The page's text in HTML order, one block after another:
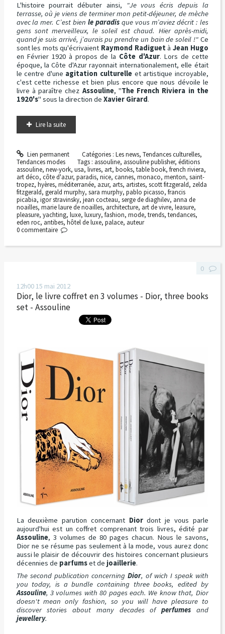
L'histoire pourrait débuter ainsi,
"Je vous écris depuis la
terrasse, où je viens de terminer mon petit-déjeuner, de mèche
avec la mer. C’est bienle paradis que vous m’aviez décrit : les
gens sont merveilleux, le soleil est chaud. Hier après-midi,
quand je suis arrivé, j’aurais pu prendre un bain de soleil !"Ce
sont les mots qu'écrivaient Raymond RadiguetàJean Hugo
en Février 1920 à propos de la Côte d'Azur. Lors de cette
époque, la Côte d'Azur rayonnait internationalement, elle était
le centre d'une agitation culturelleet artistique incroyable,
c'est cette richesse et bien plus encore que nous dévoile le
livre à paraître chez Assouline, "The French Riviera in the
1920's" sous la direction de Xavier Girard.
Lire la suite
Lien permanent Catégories : Les news, Tendances culturelles,
Tendances modes
Tags : assouline, assouline publisher,éditions
assouline, new-york, usa, livres, art, books, table book, french riviera,
art déco, côte d'azur, paradis, nice, cannes, monaco, menton, saint-
tropez, hyères, méditerranée, azur, arts, artistes, scott fitzgerald, zelda
fitzgerald, gerald murphy, sara murphy, pablo picasso, francis
picabia, igor stravinsky, jean cocteau, serge de diaghilev, anna de
noailles, marie laure de noailles, architecture, art de vivre, leasure,
pleasure, yachting, luxe, luxury, fashion, mode, trends, tendances,
eden roc, antibes, hôtel de luxe, palace, auteur
0 commentaire
12h0015 mai 2012
Dior, le livre coffret en 3 volumes - Dior, three books
set - Assouline
La deuxième parution concernant Diordont je vous parle
aujourd'hui est un coffret comprenant trois livres, édité par
Assouline, 3 volumes de 80 pages chacun. Nous le savons,
Dior ne se résume pas seulement à la mode, vous aurez donc
aussi le plaisir de découvrir des histoires concernant plusieurs
décennies de parfumset de joaillerie.
The second publication concerning Dior, of wich I speak with
you today, is a bundle containing three books, edited by
Assouline, 3 volumes with 80 pages each. We know that, Dior
doesn't mean only fashion, so you will have pleasure to
discover stories about many decades of perfumes and
jewellery.
0